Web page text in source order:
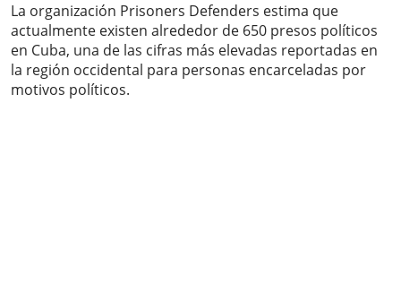
La organización Prisoners Defenders estima que
actualmente existen alrededor de 650 presos políticos
en Cuba, una de las cifras más elevadas reportadas en
la región occidental para personas encarceladas por
motivos políticos.